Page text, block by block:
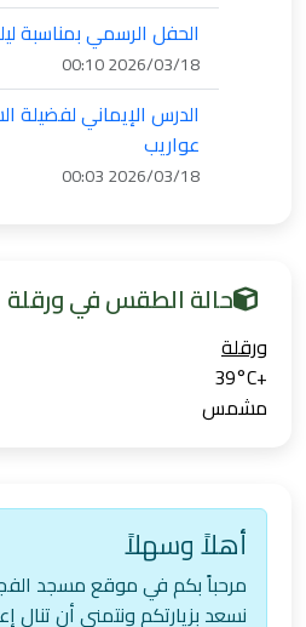
الحفل الرسمي بمناسبة
2026/03/18 00:10
الدرس الإيماني لفضيلة
عواريب
2026/03/18 00:03
حالة الطقس في ورقلة
ورقلة‎
+
39°C
مشمس
أهلاً وسهلاً
مرحباً بكم في موقع مسجد
نسعد بزيارتكم ونتمنى أن تنال